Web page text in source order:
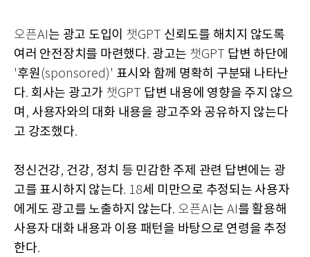
오픈AI는 광고 도입이 챗GPT 신뢰도를 해치지 않도록
여러 안전장치를 마련했다. 광고는 챗GPT 답변 하단에
'후원 (sponsored)' 표시와 함께 명확히 구분돼 나타난
다. 회사는 광고가 챗GPT 답변 내용에 영향을 주지 않으
며 , 사용자와의 대화 내용을 광고주와 공유하지 않는다
고 강조했다.
정신건강, 건강, 정치 등 민감한 주제 관련 답변에는 광
고를 표시하지 않는다. 18세 미만으로 추정되는 사용자
에게도 광고를 노출하지 않는다. 오픈AI는 AI를 활용해
사용자 대화 내용과 이용 패턴을 바탕으로 연령을 추정
한다.